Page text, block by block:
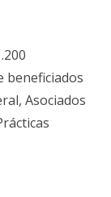
beneficiados
Asociados